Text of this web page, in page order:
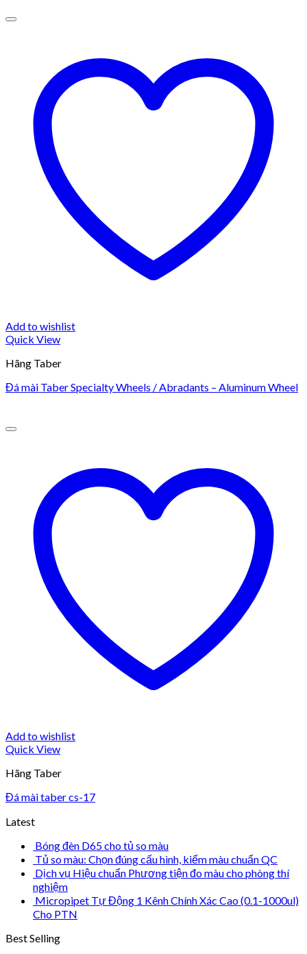
Add to wishlist
Quick View
Hãng Taber
Đá mài Taber Specialty Wheels / Abradants – Aluminum Wheel
Add to wishlist
Quick View
Hãng Taber
Đá mài taber cs-17
Latest
Bóng đèn D65 cho tủ so màu
Tủ so màu: Chọn đúng cấu hình, kiểm màu chuẩn QC
Dịch vụ Hiệu chuẩn Phương tiện đo màu cho phòng thí
nghiệm
Micropipet Tự Động 1 Kênh Chính Xác Cao (0.1-1000ul)
Cho PTN
Best Selling